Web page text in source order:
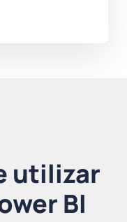
utilizar
BI